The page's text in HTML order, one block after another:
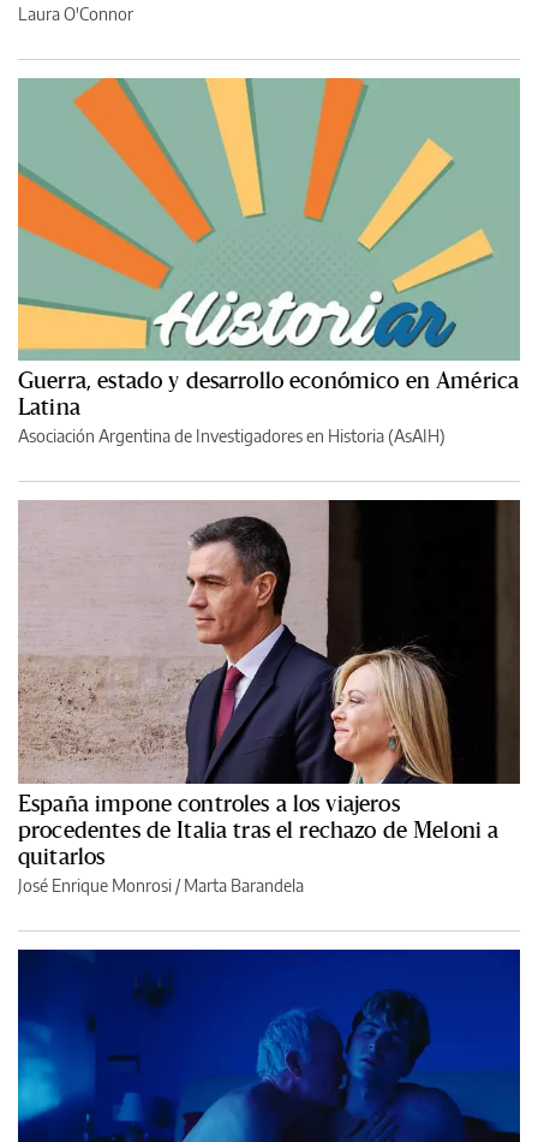
Laura O'Connor
Guerra, estado y desarrollo económico en América
Latina
Asociación Argentina de Investigadores en Historia (AsAIH)
España impone controles a los viajeros
procedentes de Italia tras el rechazo de Meloni a
quitarlos
José Enrique Monrosi / Marta Barandela